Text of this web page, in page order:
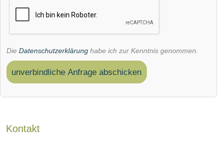
Die Datenschutzerklärung habe ich zur Kenntnis genommen.
unverbindliche Anfrage abschicken
Kontakt